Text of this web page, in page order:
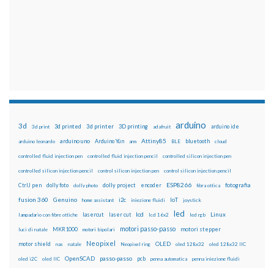
3d 3d print 3d printed 3d printer 3D printing adafruit arduino arduino ide
arduino leonardo arduino uno Arduino Yún arm Attiny85 BLE bluetooth cloud
controlled fluid injection pen controlled fluid injection pencil controlled silicon injection pen
controlled silicon injection pencil control silicon injection pen control silicon injection pencil
CtrlJ pen dolly foto dolly photo dolly project encoder ESP8266 fibra ottica fotografia
fusion 360 Genuino home assistant i2c iniezione fluidi IoT joystick
lampadario con fibre ottiche lasercut laser cut lcd lcd 16x2 led led rgb Linux
luci di natale MKR1000 motori bipolari motori passo-passo motori stepper
motor shield nas natale Neopixel Neopixel ring OLED oled 128x32 oled 128x32 IIC
oled i2C oled IIC OpenSCAD passo-passo pcb penna automatica penna iniezione fluidi